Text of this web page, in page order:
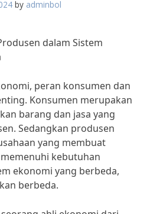
by adminbol
dalam Sistem
peran konsumen dan
Konsumen merupakan
barang dan jasa yang
Sedangkan produsen
yang membuat
kebutuhan
ekonomi yang berbeda,
berbeda.